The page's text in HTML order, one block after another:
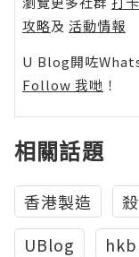
攻略及 活動情報
U Blog開咗
Follow 我哋 ！
相關話題
香港製造
UBlog